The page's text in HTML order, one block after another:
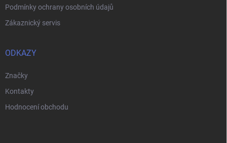
Podmínky ochrany osobních údajů
Zákaznický servis
ODKAZY
Značky
Kontakty
Hodnocení obchodu